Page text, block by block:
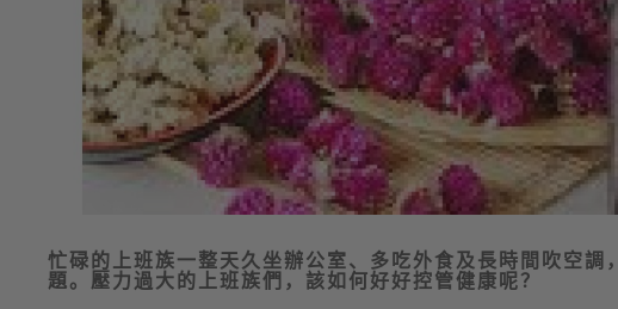
忙碌的上班族一整天久坐辦公室、多吃外食及長時間吹空
題。壓力過大的上班族們，該如何好好控管健康呢？